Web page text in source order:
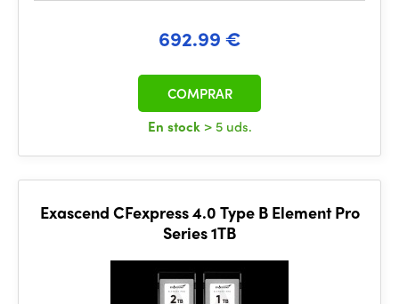
692.99 €
En stock > 5 uds.
COMPRAR
Exascend CFexpress 4.0 Type B Element Pro
Series 1TB